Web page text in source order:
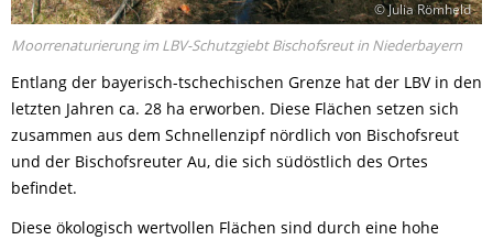
© Julia Römheld
Moorrenaturierung im LBV-Schutzgiebt Bischofsreut in Niederbayern
Entlang der bayerisch-tschechischen Grenze hat der LBV in den
letzten Jahren ca. 28 ha erworben. Diese Flächen setzen sich
zusammen aus dem Schnellenzipf nördlich von Bischofsreut
und der Bischofsreuter Au, die sich südöstlich des Ortes
befindet.
Diese ökologisch wertvollen Flächen sind durch eine hohe